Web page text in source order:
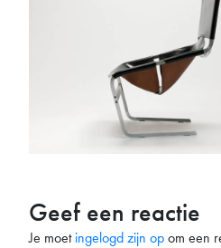
Geef een reactie
Je moetingelogd zijn opom een